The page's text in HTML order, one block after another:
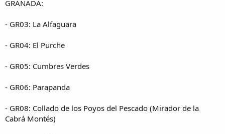
GRANADA:
- GR03: La Alfaguara
- GR04: El Purche
- GR05: Cumbres Verdes
- GR06: Parapanda
- GR08: Collado de los Poyos del Pescado (Mirador de la
Cabrá Montés)